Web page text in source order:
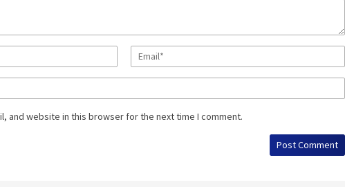
and website in this browser for the next time I comment.